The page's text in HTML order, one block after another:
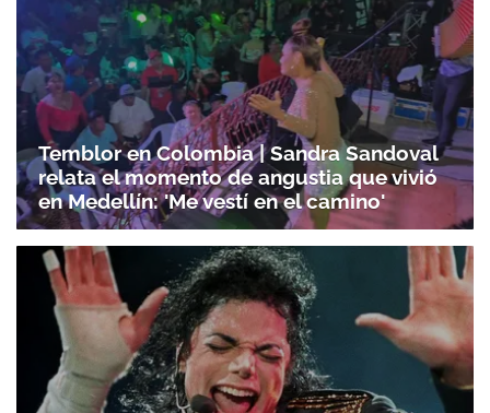
Temblor en Colombia | Sandra Sandoval
relata el momento de angustia que vivió
en Medellín: 'Me vestí en el camino'